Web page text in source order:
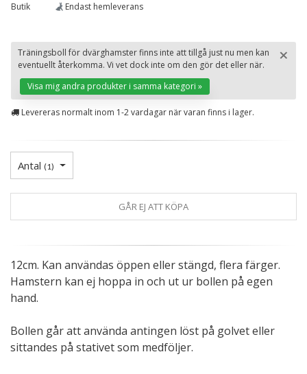
Butik
Endast hemleverans
×
Träningsboll för dvärghamster finns inte att tillgå just nu men kan
eventuellt återkomma. Vi vet dock inte om den gör det eller när.
Visa mig andra produkter i samma kategori »
Levereras normalt inom 1-2 vardagar när varan finns i lager.
Antal (1)
GÅR EJ ATT KÖPA
12cm. Kan användas öppen eller stängd, flera färger.
Hamstern kan ej hoppa in och ut ur bollen på egen
hand.
Bollen går att använda antingen löst på golvet eller
sittandes på stativet som medföljer.